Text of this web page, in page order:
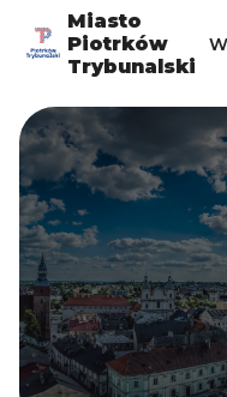
Miasto
Piotrków
Trybunalski